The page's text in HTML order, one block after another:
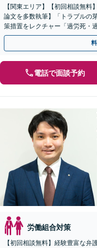
【関東エリア】【初回相談無料
論文を多数執筆】「トラブルの
策措置をレクチャー「過労死・
対応／従業員トラブルはお任せ
電話で面談予約
労働組合対策
【初回相談無料】経験豊富な弁